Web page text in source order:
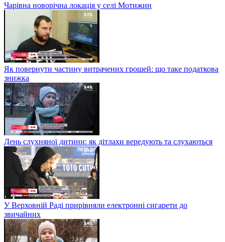
Чарівна новорічна локація у селі Мотижин
Як повернути частину витрачених грошей: що таке податкова
знижка
День слухняної дитини: як дітлахи вередують та слухаються
У Верховній Раді прирівняли електронні сигарети до
звичайних